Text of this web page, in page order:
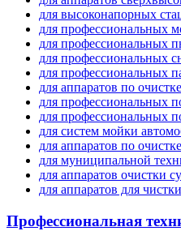
для высоконапорных
для профессиональных
для профессиональных
для профессиональных
для профессиональных
для аппаратов по
для профессиональных
для профессиональных
для систем мойки
для аппаратов по
для муниципальной
для аппаратов очистки
для аппаратов для
Профессиональная